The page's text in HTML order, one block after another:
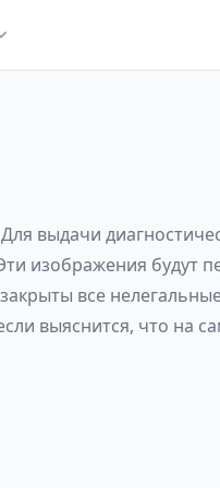
выдачи
изображения будут
все
выяснится, что на